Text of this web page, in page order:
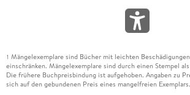
1 Mängelexemplare sind Bücher mit leichten
einschränken. Mängelexemplare sind durch einen Stempel
Die frühere Buchpreisbindung ist aufgehoben. Angaben zu
sich auf den gebundenen Preis eines mangelfreien Exemplars.